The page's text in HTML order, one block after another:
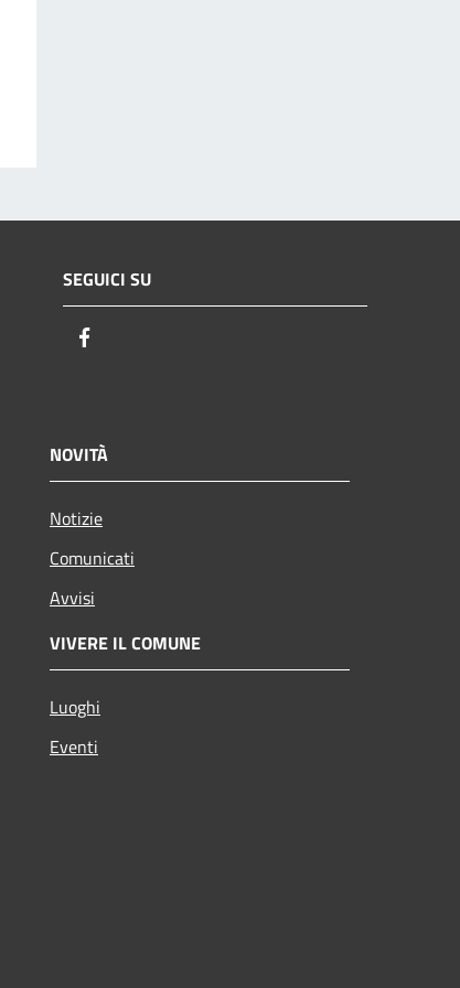
SEGUICI SU
NOVITÀ
Notizie
Comunicati
Avvisi
VIVERE IL COMUNE
Luoghi
Eventi